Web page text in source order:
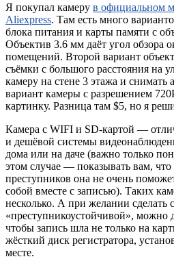
Я покупал камеру в официальном
Aliexpress. Там есть много
блока питания и карты памяти с
Объектив 3.6 мм даёт угол обзора
помещений. Второй вариант
съёмки с большого расстояния на
камеру на стене 3 этажа и снимать
вариант камеры с разрешением
картинку. Разница там $5, но я
Камера с WIFI и SD-картой —
и дешёвой системы
дома или на даче (важно только
этом случае — показывать вам,
преступников она не очень
собой вместе с записью). Таких
несколько. А при желании сделать
«преступникоустойчивой», можно
чтобы запись шла не только на
жёсткий диск регистратора,
месте.